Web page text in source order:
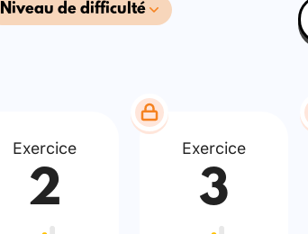
Niveau de difficulté
Exercice
2
Exercice
3